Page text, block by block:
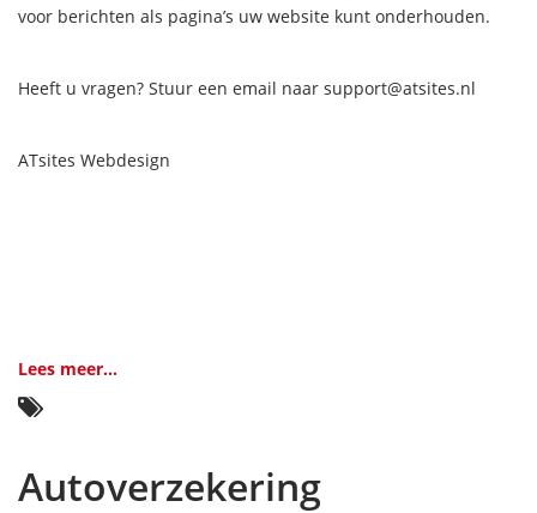
voor berichten als pagina’s uw website kunt onderhouden.
Heeft u vragen? Stuur een email naar support@atsites.nl
ATsites Webdesign
Lees meer...
Autoverzekering